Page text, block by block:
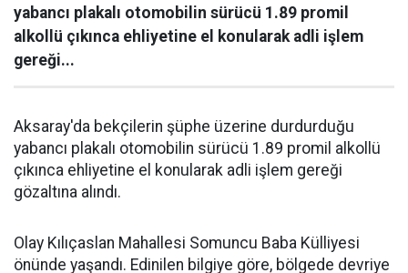
yabancı plakalı otomobilin sürücü 1.89 promil
alkollü çıkınca ehliyetine el konularak adli işlem
gereği...
Aksaray'da bekçilerin şüphe üzerine durdurduğu
yabancı plakalı otomobilin sürücü 1.89 promil alkollü
çıkınca ehliyetine el konularak adli işlem gereği
gözaltına alındı.
Olay Kılıçaslan Mahallesi Somuncu Baba Külliyesi
önünde yaşandı. Edinilen bilgiye göre, bölgede devriye